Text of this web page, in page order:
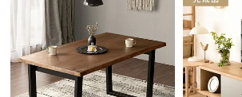
バラエティに富んだ活用シーン
使う場面を選ばないデザインのため
様々な場面で活用できます。